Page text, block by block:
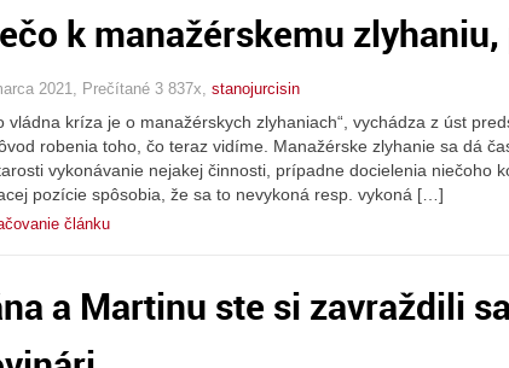
k manažérskemu
2021, Prečítané 3 837x, stanojurcisin
vládna kríza je o manažérskych zlyhaniach“, vychádza z úst
robenia toho, čo teraz vidíme. Manažérske zlyhanie sa dá
vykonávanie nejakej činnosti, prípadne docielenia niečoho
pozície spôsobia, že sa to nevykoná resp. vykoná […]
článku
a Martinu ste si zavraždili